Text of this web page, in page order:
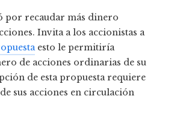
por recaudar más dinero
Invita a los accionistas a
esto le permitiría
de acciones ordinarias de su
de esta propuesta requiere
sus acciones en circulación